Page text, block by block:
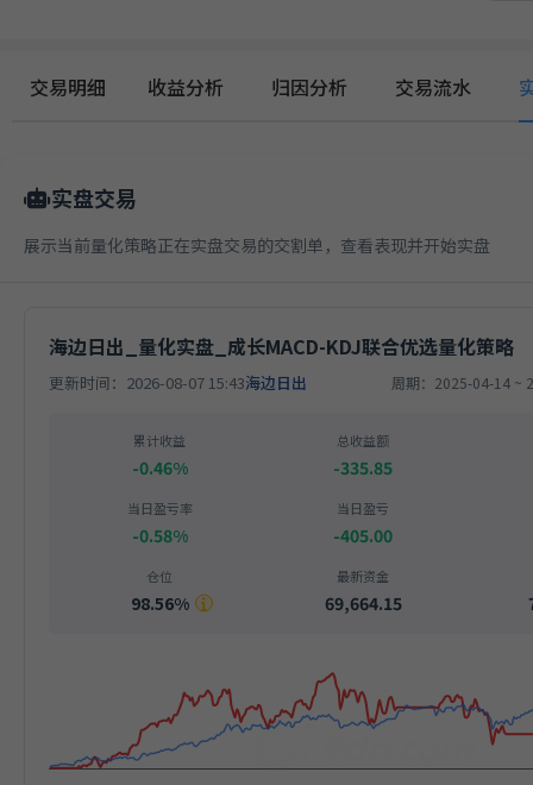
交易明细 收益分析 归因分析 交易流水
实盘交易
展示当前量化策略正在实盘交易的交割单，查看表现并开始实盘
海边日出_量化实盘_成长MACD-KDJ联合优选量化策略
更新时间：2026-08-07 15:43海边日出 周期：2025-04-14 ~
累计收益
-0.46%
总收益额
-335.85
当日盈亏率
-0.58%
当日盈亏
-405.00
仓位
98.56%
最新资金
69,664.15